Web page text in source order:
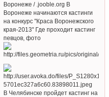
Воронеже / .jooble.org В
Воронеже начинаются кастинги
на конкурс "Краса Воронежского
края-2013" Где проходит кастинг
певцов, фото
В Челябинске пройдет кастинг на